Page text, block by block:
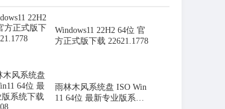
Windows11 22H2 64位 官
方正式版下载 22621.1778
雨林木风系统盘 ISO Win
11 64位 最新专业版系统